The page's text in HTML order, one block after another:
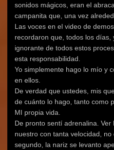
sonidos mágicos, eran el
campanita que, una vez
Las voces en el video de
recordaron que, todos los días,
ignorante de todos estos
esta responsabilidad.
Yo simplemente hago lo mío y
en ellos.
De verdad que ustedes, mis
de cuánto lo hago, tanto como
MI propia vida.
De pronto sentí adrenalina.
nuestro con tanta velocidad, no
segundo, la nariz se levanto